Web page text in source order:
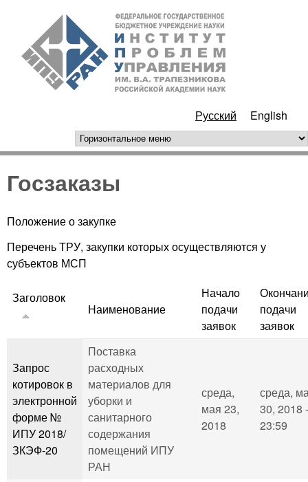
Перейти к основному
содержанию
РАН
Русский English
горизонтальное меню
Госзаказы
Положение о закупке
Перечень ТРУ, закупки которых осуществляются у
субъектов МСП
Заголовок
Наименование
Начало
подачи
заявок
подачи
заявок
Запрос
котировок в
электронной
форме №
ИПУ 2018/
ЗКЭФ-20
Поставка
расходных
материалов для
уборки и
санитарного
содержания
помещений ИПУ
РАН
среда,
мая 23,
2018
среда,
30, 2018 -
23:59